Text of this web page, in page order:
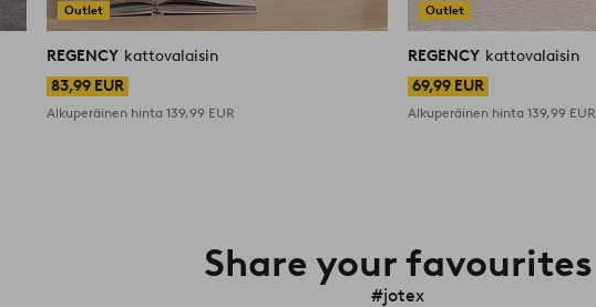
Outlet
REGENCY kattovalaisin
83,99 EUR
Alkuperäinen hinta139,99 EUR
Outlet
REGENCY kattovalaisin
69,99 EUR
Alkuperäinen hinta139,99 EUR
Share your favourites
#jotex